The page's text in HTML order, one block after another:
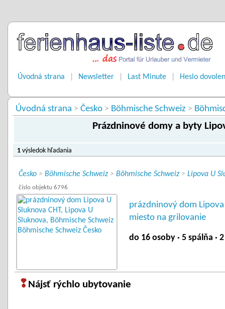
Úvodná strana Newsletter Last Minute Heslo
Úvodná strana > Česko > Böhmische Schweiz >
Prázdninové domy a byty
1 výsledok hľadania
Česko > Böhmische Schweiz> Böhmische Schweiz> Lipova U
číslo objektu 6796
prázdninový dom Lipova
miesto na grilovanie
do 16 osoby · 5 spálňa ·
❢ Nájsť rýchlo ubytovanie